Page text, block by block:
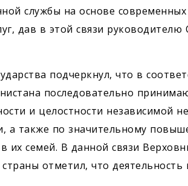
службы на основе
дав в этой связи руководителю
подчеркнул, что в
последовательно
и целостности независимой
а также по значительному
их семей. В данной связи
отметил, что деятельность